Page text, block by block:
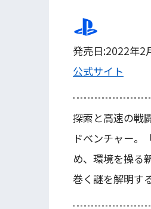
発売日:2022年2
公式サイト
探索と高速の戦
ドベンチャー。
め、環境を操る
巻く謎を解明す